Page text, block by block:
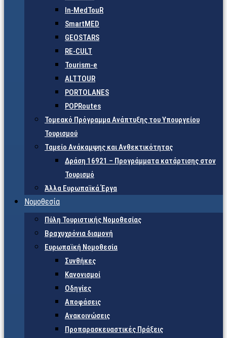
In-MedTouR
SmartMED
GEOSTARS
RE-CULT
Tourism-e
ALTTOUR
PORTOLANES
POPRoutes
Τομεακό Πρόγραμμα Ανάπτυξης του Υπουργείου
Τουρισμού
Ταμείο Ανάκαμψης και Ανθεκτικότητας
Δράση 16921 – Προγράμματα κατάρτισης στον
Τουρισμό
Άλλα Ευρωπαϊκά Έργα
Νομοθεσία
Πύλη Τουριστικής Νομοθεσίας
Βραχυχρόνια διαμονή
Ευρωπαϊκή Νομοθεσία
Συνθήκες
Κανονισμοί
Οδηγίες
Αποφάσεις
Ανακοινώσεις
Προπαρασκευαστικές Πράξεις